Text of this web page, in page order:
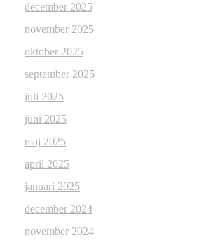
december 2025
november 2025
oktober 2025
september 2025
juli 2025
juni 2025
maj 2025
april 2025
januari 2025
december 2024
november 2024